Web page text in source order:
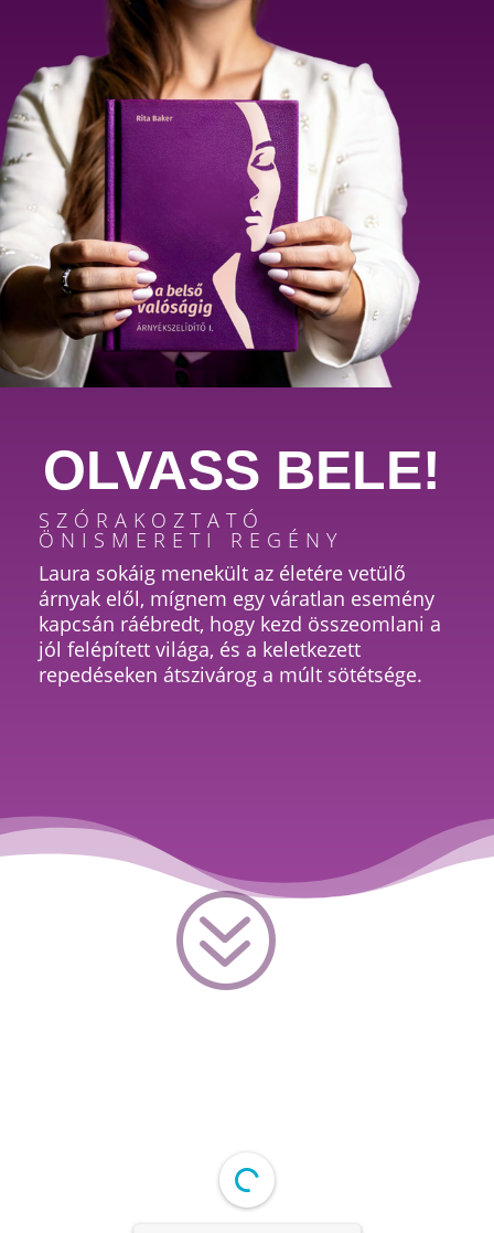
OLVASS BELE!
SZÓRAKOZTATÓ
ÖNISMERETI REGÉNY
Laura sokáig menekült az életére vetülő
árnyak elől, mígnem egy váratlan esemény
kapcsán ráébredt, hogy kezd összeomlani a
jól felépített világa, és a keletkezett
repedéseken átszivárog a múlt sötétsége.
?